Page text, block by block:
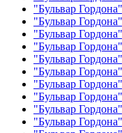
"Бульвар
"Бульвар
"Бульвар
"Бульвар
"Бульвар
"Бульвар
"Бульвар
"Бульвар
"Бульвар
"Бульвар